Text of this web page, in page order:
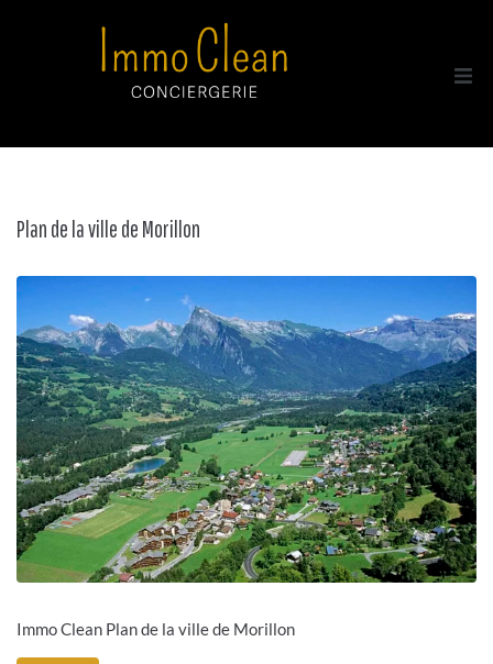
Plan de la ville de Morillon
Immo Clean Plan de la ville de Morillon